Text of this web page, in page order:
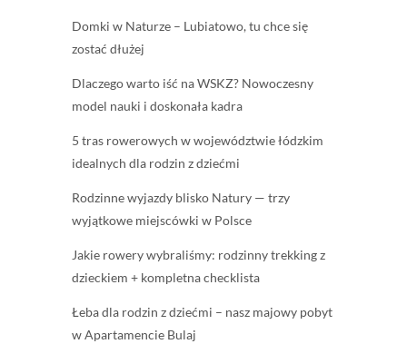
Domki w Naturze – Lubiatowo, tu chce się
zostać dłużej
Dlaczego warto iść na WSKZ? Nowoczesny
model nauki i doskonała kadra
5 tras rowerowych w województwie łódzkim
idealnych dla rodzin z dziećmi
Rodzinne wyjazdy blisko Natury — trzy
wyjątkowe miejscówki w Polsce
Jakie rowery wybraliśmy: rodzinny trekking z
dzieckiem + kompletna checklista
Łeba dla rodzin z dziećmi – nasz majowy pobyt
w Apartamencie Bulaj